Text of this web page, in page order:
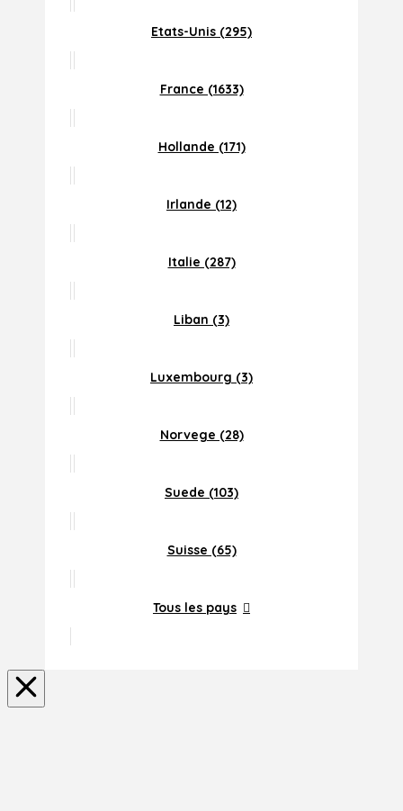
Etats-Unis (295)
France (1633)
Hollande (171)
Irlande (12)
Italie (287)
Liban (3)
Luxembourg (3)
Norvege (28)
Suede (103)
Suisse (65)
Tous les pays